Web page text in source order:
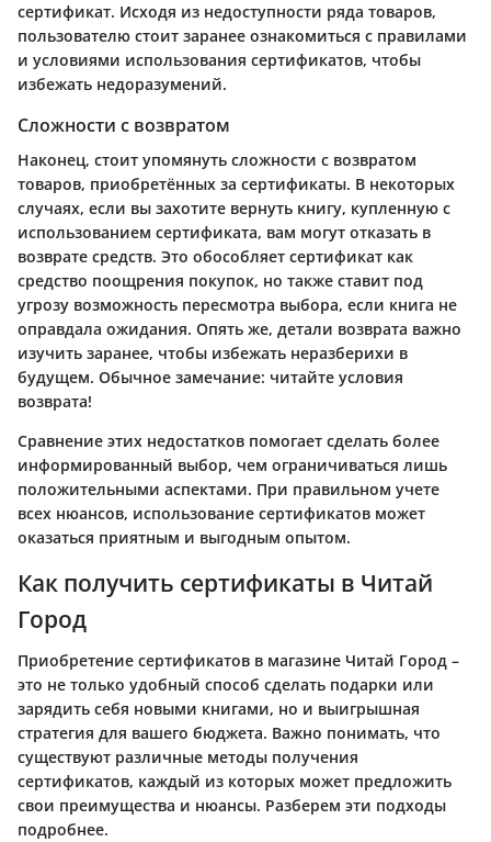
сертификат. Исходя из недоступности ряда товаров,
пользователю стоит заранее ознакомиться с правилами
и условиями использования сертификатов, чтобы
избежать недоразумений.
Сложности с возвратом
Наконец, стоит упомянуть сложности с возвратом
товаров, приобретённых за сертификаты. В некоторых
случаях, если вы захотите вернуть книгу, купленную с
использованием сертификата, вам могут отказать в
возврате средств. Это обособляет сертификат как
средство поощрения покупок, но также ставит под
угрозу возможность пересмотра выбора, если книга не
оправдала ожидания. Опять же, детали возврата важно
изучить заранее, чтобы избежать неразберихи в
будущем. Обычное замечание: читайте условия
возврата!
Сравнение этих недостатков помогает сделать более
информированный выбор, чем ограничиваться лишь
положительными аспектами. При правильном учете
всех нюансов, использование сертификатов может
оказаться приятным и выгодным опытом.
Как получить сертификаты в Читай
Город
Приобретение сертификатов в магазине Читай Город –
это не только удобный способ сделать подарки или
зарядить себя новыми книгами, но и выигрышная
стратегия для вашего бюджета. Важно понимать, что
существуют различные методы получения
сертификатов, каждый из которых может предложить
свои преимущества и нюансы. Разберем эти подходы
подробнее.